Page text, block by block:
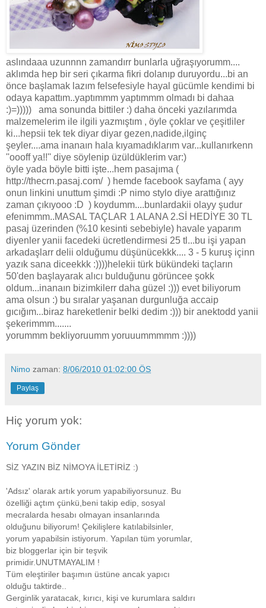
aslındaaa uzunnnn zamandırr bunlarla uğraşıyorumm....
aklımda hep bir seri çıkarma fikri dolanıp duruyordu...bi an
önce başlamak lazım felsefesiyle hayal gücümle kendimi bi
odaya kapattım..yaptımmm yaptımmm olmadı bi dahaa
:)=))))) ama sonunda bittiler :) daha önceki yazılarımda
malzemelerim ile ilgili yazmıştım , öyle çoklar ve çeşitliler
ki...hepsii tek tek diyar diyar gezen,nadide,ilginç
şeyler....ama inanaın hala kıyamadıklarım var...kullanırkenn
''oooff ya!!'' diye söylenip üzüldüklerim var:)
öyle yada böyle bitti işte...hem pasajıma (
http://thecrn.pasaj.com/ ) hemde facebook sayfama ( ayy
onun linkini unuttum şimdi :P nimo stylo diye arattığınız
zaman çıkıyooo :D ) koydumm....bunlardakii olayy şudur
efenimmm..MASAL TAÇLAR 1 ALANA 2.Sİ HEDİYE 30 TL
pasaj üzerinden (%10 kesinti sebebiyle) havale yaparım
diyenler yanii facedeki ücretlendirmesi 25 tl...bu işi yapan
arkadaşlarr delii olduğumu düşünücekkk.... 3 - 5 kuruş içinn
yazık sana diceekkk :))))helekii türk bükündeki taçların
50'den başlayarak alıcı bulduğunu görüncee şokk
oldum...inanaın bizimkilerr daha güzel :))) evet biliyorum
ama olsun :) bu sıralar yaşanan durgunluğa accaip
gıcığım...biraz hareketlenir belki dedim :))) bir anektodd yanii
şekerimmm.......
yorummm bekliyoruumm yoruuummmmm :))))
Nimo zaman: 8/06/2010 01:02:00 ÖS
Paylaş
Hiç yorum yok:
Yorum Gönder
SİZ YAZIN BİZ NİMOYA İLETİRİZ :)
'Adsız' olarak artık yorum yapabiliyorsunuz. Bu
özelliği açtım çünkü,beni takip edip, sosyal
mecralarda hesabı olmayan insanlarında
olduğunu biliyorum! Çekilişlere katılabilsinler,
yorum yapabilsin istiyorum. Yapılan tüm yorumlar,
biz bloggerlar için bir teşvik
primidir.UNUTMAYALIM !
Tüm eleştiriler başımın üstüne ancak yapıcı
olduğu taktirde..
Gerginlik yaratacak, kırıcı, kişi ve kurumlara saldırı